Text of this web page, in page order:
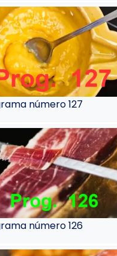
número 127
número 126